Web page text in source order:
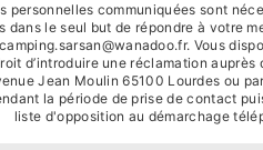
personnelles communiquées sont
dans le seul but de répondre à votre
Vous
d’introduire une réclamation
Jean Moulin 65100 Lourdes ou
la période de prise de contact
liste d'opposition au démarchage